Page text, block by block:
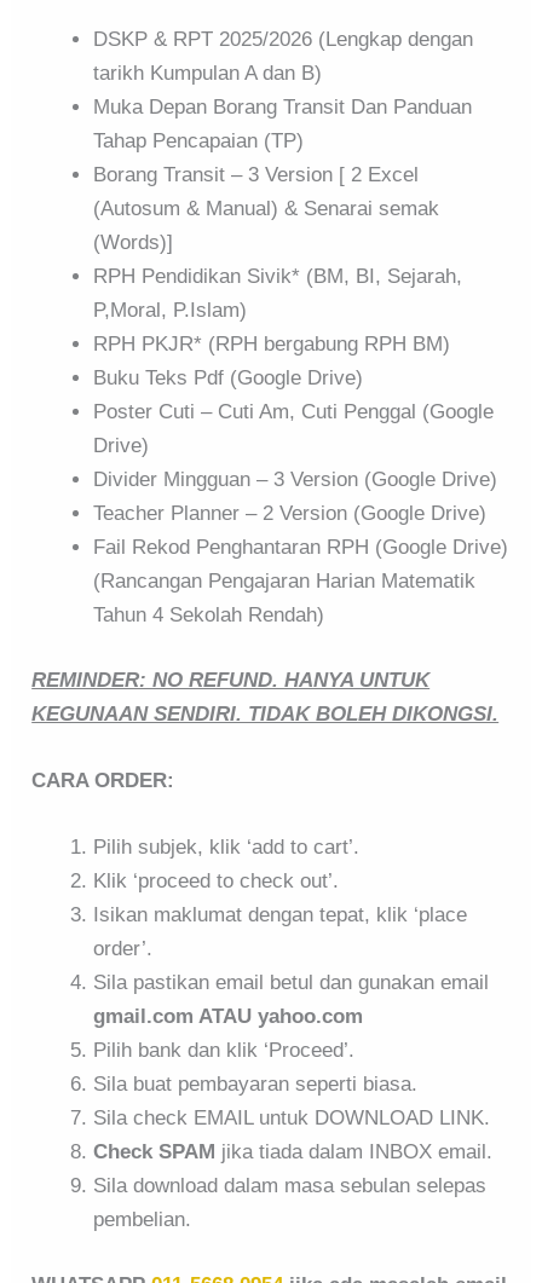
DSKP & RPT 2025/2026 (Lengkap dengan
tarikh Kumpulan A dan B)
Muka Depan Borang Transit Dan Panduan
Tahap Pencapaian (TP)
Borang Transit – 3 Version [ 2 Excel
(Autosum & Manual) & Senarai semak
(Words)]
RPH Pendidikan Sivik* (BM, BI, Sejarah,
P,Moral, P.Islam)
RPH PKJR* (RPH bergabung RPH BM)
Buku Teks Pdf (Google Drive)
Poster Cuti – Cuti Am, Cuti Penggal (Google
Drive)
Divider Mingguan – 3 Version (Google Drive)
Teacher Planner – 2 Version (Google Drive)
Fail Rekod Penghantaran RPH (Google Drive)
(Rancangan Pengajaran Harian Matematik
Tahun 4 Sekolah Rendah)
REMINDER: NO REFUND. HANYA UNTUK
KEGUNAAN SENDIRI. TIDAK BOLEH DIKONGSI.
CARA ORDER:
Pilih subjek, klik ‘add to cart’.
Klik ‘proceed to check out’.
Isikan maklumat dengan tepat, klik ‘place
order’.
Sila pastikan email betul dan gunakan email
gmail.com ATAU yahoo.com
Pilih bank dan klik ‘Proceed’.
Sila buat pembayaran seperti biasa.
Sila check EMAIL untuk DOWNLOAD LINK.
Check SPAM jika tiada dalam INBOX email.
Sila download dalam masa sebulan selepas
pembelian.